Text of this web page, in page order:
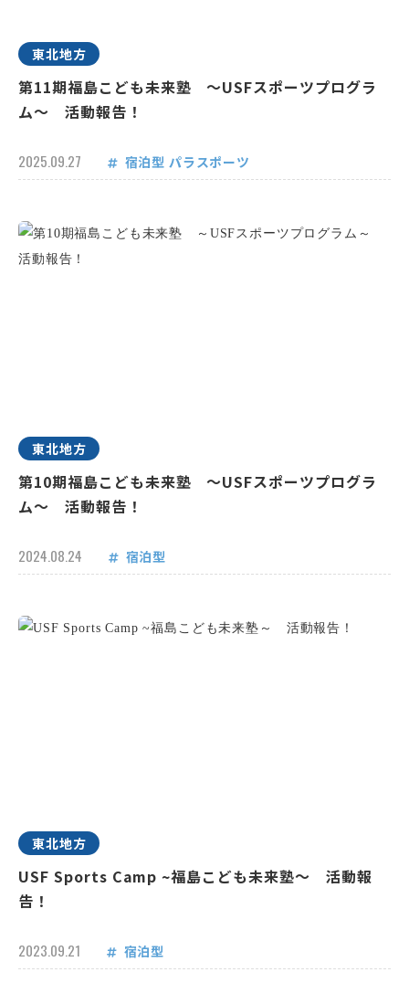
東北地方
第11期福島こども未来塾 ～USFスポーツプログラ
ム～ 活動報告！
2025.09.27 宿泊型 パラスポーツ
東北地方
第10期福島こども未来塾 ～USFスポーツプログラ
ム～ 活動報告！
2024.08.24 宿泊型
東北地方
USF Sports Camp ~福島こども未来塾～ 活動報
告！
2023.09.21 宿泊型